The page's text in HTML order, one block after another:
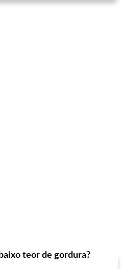
teor de gordura?